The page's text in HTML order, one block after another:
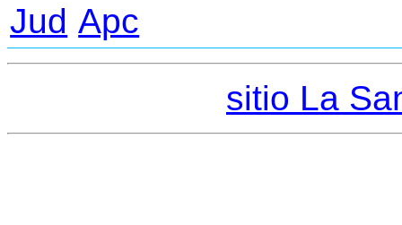
Jud Apc
sitio La